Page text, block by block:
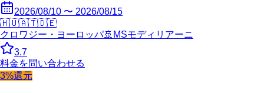
2026/08/10 〜 2026/08/15
🇭🇺🇦🇹🇩🇪
クロワジー・ヨーロッパ🚢 MSモディリアーニ
3.7
料金を問い合わせる
3%還元